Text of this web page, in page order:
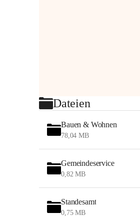
Dateien
Bauen & Wohnen
78,04 MB
Gemeindeservice
0,82 MB
Standesamt
0,75 MB